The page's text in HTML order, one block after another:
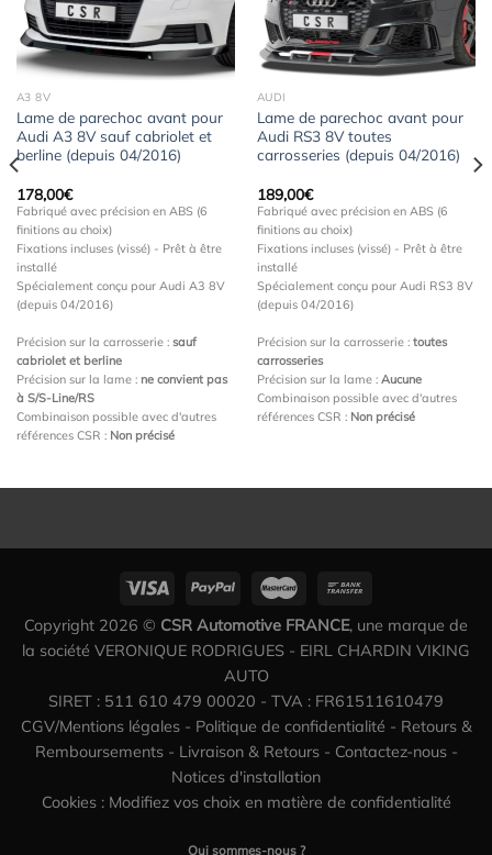
Ajouter
à la
wishlist
A3 8V
Lame de parechoc avant pour
Audi A3 8V sauf cabriolet et
berline (depuis 04/2016)
178,00€
Fabriqué avec précision en ABS (6
finitions au choix)
Fixations incluses (vissé) - Prêt à être
installé
Spécialement conçu pour Audi A3 8V
(depuis 04/2016)
Précision sur la carrosserie : sauf
cabriolet et berline
Précision sur la lame : ne convient pas
à S/S-Line/RS
Combinaison possible avec d'autres
références CSR : Non précisé
Ajouter
à la
wishlist
AUDI
Lame de parechoc avant pour
Audi RS3 8V toutes
carrosseries (depuis 04/2016)
189,00€
Fabriqué avec précision en ABS (6
finitions au choix)
Fixations incluses (vissé) - Prêt à être
installé
Spécialement conçu pour Audi RS3 8V
(depuis 04/2016)
Précision sur la carrosserie : toutes
carrosseries
Précision sur la lame : Aucune
Combinaison possible avec d'autres
références CSR : Non précisé
Copyright 2026 © CSR Automotive FRANCE, une marque de
la société VERONIQUE RODRIGUES - EIRL CHARDIN VIKING
AUTO
SIRET : 511 610 479 00020 - TVA : FR61511610479
CGV/Mentions légales- Politique de confidentialité - Retours &
Remboursements- Livraison & Retours- Contactez-nous-
Notices d'installation
Cookies : Modifiez vos choix en matière de confidentialité
Qui sommes-nous ?